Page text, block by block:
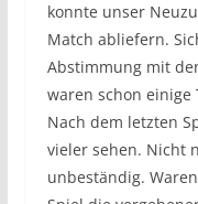
konnte unser
Match abliefern.
Abstimmung mit
waren schon einige
Nach dem letzten
vieler sehen. Nicht
unbeständig.